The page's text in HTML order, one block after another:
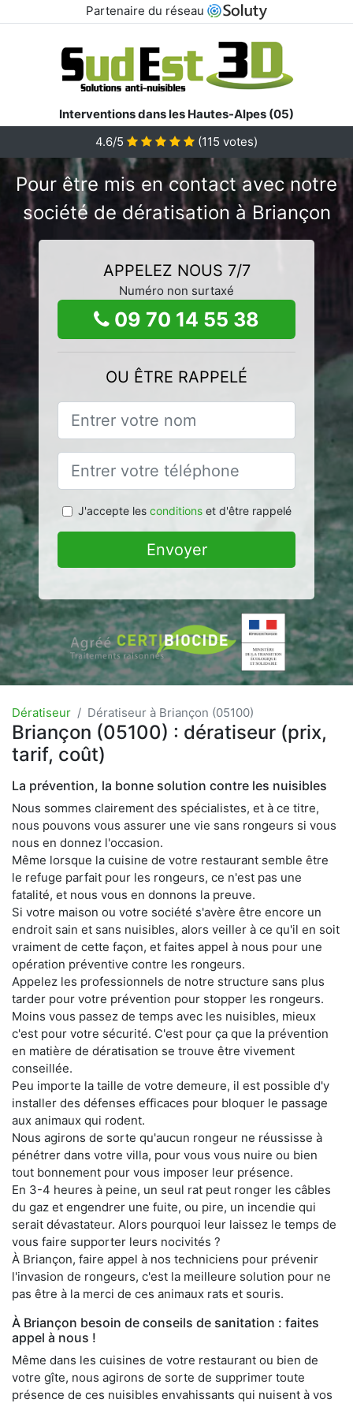
Partenaire du réseau
Interventions dans les Hautes-Alpes (05)
4.6/5
(115 votes)
Pour être mis en contact avec notre
société de dératisation à Briançon
APPELEZ NOUS 7/7
Numéro non surtaxé
09 70 14 55 38
OU ÊTRE RAPPELÉ
J'accepte les conditionset d'être rappelé
Envoyer
Dératiseur Dératiseur à Briançon (05100)
Briançon (05100) : dératiseur (prix,
tarif, coût)
La prévention, la bonne solution contre les nuisibles
Nous sommes clairement des spécialistes, et à ce titre,
nous pouvons vous assurer une vie sans rongeurs si vous
nous en donnez l'occasion.
Même lorsque la cuisine de votre restaurant semble être
le refuge parfait pour les rongeurs, ce n'est pas une
fatalité, et nous vous en donnons la preuve.
Si votre maison ou votre société s'avère être encore un
endroit sain et sans nuisibles, alors veiller à ce qu'il en soit
vraiment de cette façon, et faites appel à nous pour une
opération préventive contre les rongeurs.
Appelez les professionnels de notre structure sans plus
tarder pour votre prévention pour stopper les rongeurs.
Moins vous passez de temps avec les nuisibles, mieux
c'est pour votre sécurité. C'est pour ça que la prévention
en matière de dératisation se trouve être vivement
conseillée.
Peu importe la taille de votre demeure, il est possible d'y
installer des défenses efficaces pour bloquer le passage
aux animaux qui rodent.
Nous agirons de sorte qu'aucun rongeur ne réussisse à
pénétrer dans votre villa, pour vous vous nuire ou bien
tout bonnement pour vous imposer leur présence.
En 3-4 heures à peine, un seul rat peut ronger les câbles
du gaz et engendrer une fuite, ou pire, un incendie qui
serait dévastateur. Alors pourquoi leur laissez le temps de
vous faire supporter leurs nocivités ?
À Briançon, faire appel à nos techniciens pour prévenir
l'invasion de rongeurs, c'est la meilleure solution pour ne
pas être à la merci de ces animaux rats et souris.
À Briançon besoin de conseils de sanitation : faites
appel à nous !
Même dans les cuisines de votre restaurant ou bien de
votre gîte, nous agirons de sorte de supprimer toute
présence de ces nuisibles envahissants qui nuisent à vos